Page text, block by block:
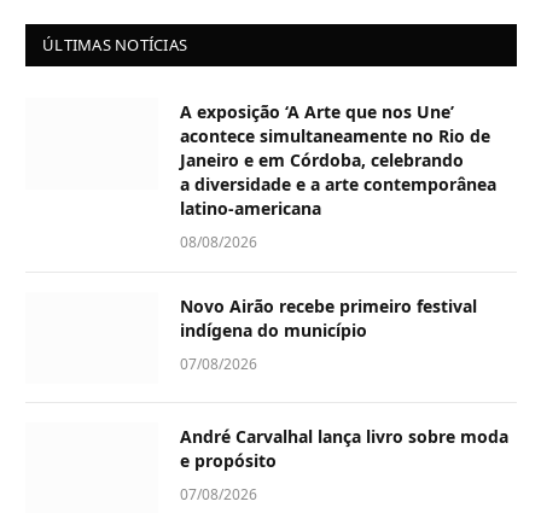
ÚLTIMAS NOTÍCIAS
A exposição ‘A Arte que nos Une’
acontece simultaneamente no Rio de
Janeiro e em Córdoba, celebrando
a diversidade e a arte contemporânea
latino-americana
08/08/2026
Novo Airão recebe primeiro festival
indígena do município
07/08/2026
André Carvalhal lança livro sobre moda
e propósito
07/08/2026